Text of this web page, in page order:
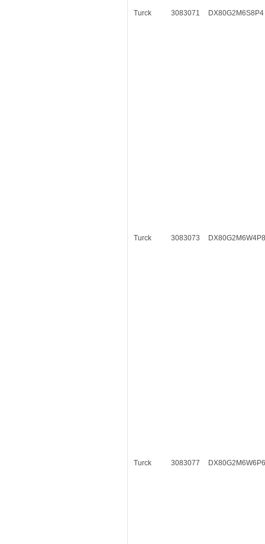
Turck 3083071 DX80G2M6S8P4
Turck 3083073 DX80G2M6W4P8
Turck 3083077 DX80G2M6W6P6